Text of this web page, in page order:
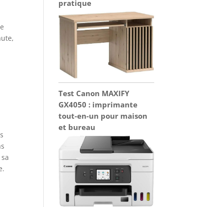
pratique
Test Canon MAXIFY
GX4050 : imprimante
tout-en-un pour maison
et bureau